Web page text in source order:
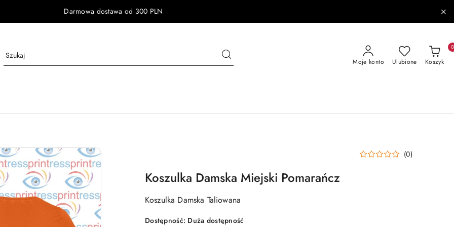
Darmowa dostawa od 300 PLN
Moje konto Ulubione Koszyk
0
(0)
Koszulka Damska Miejski Pomarańcz
Koszulka Damska Taliowana
Dostępność: Duża dostępność